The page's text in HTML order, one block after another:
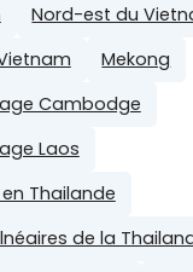
Nord-est du
Mekong
Cambodge
Laos
Thailande
de la